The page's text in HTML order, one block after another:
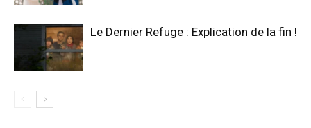
Le Dernier Refuge : Explication de la fin !